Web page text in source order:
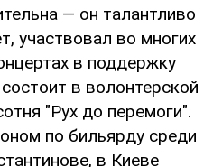
— он талантливо
участвовал во многих
в поддержку
в волонтерской
"Рух до перемоги".
по бильярду среди
в Киеве